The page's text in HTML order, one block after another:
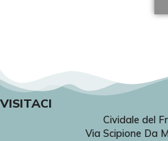
VISITACI
Cividale del
Via Scipione Da